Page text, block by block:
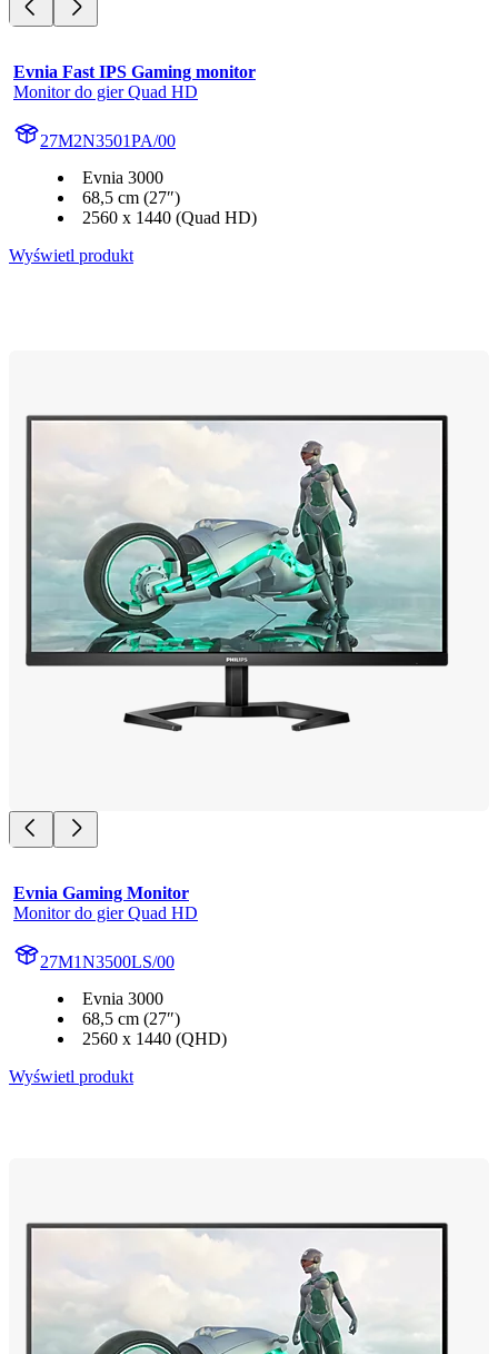
Evnia Fast IPS Gaming monitor
Monitor do gier Quad HD
27M2N3501PA/00
Evnia 3000
68,5 cm (27″)
2560 x 1440 (Quad HD)
Wyświetl produkt
Evnia Gaming Monitor
Monitor do gier Quad HD
27M1N3500LS/00
Evnia 3000
68,5 cm (27″)
2560 x 1440 (QHD)
Wyświetl produkt